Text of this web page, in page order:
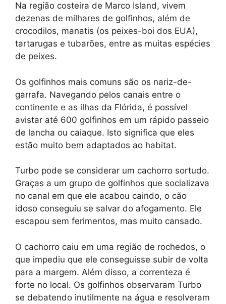
Na região costeira de Marco Island, vivem
dezenas de milhares de golfinhos, além de
crocodilos, manatis (os peixes-boi dos EUA),
tartarugas e tubarões, entre as muitas espécies
de peixes.
Os golfinhos mais comuns são os nariz-de-
garrafa. Navegando pelos canais entre o
continente e as ilhas da Flórida, é possível
avistar até 600 golfinhos em um rápido passeio
de lancha ou caiaque. Isto significa que eles
estão muito bem adaptados ao habitat.
Turbo pode se considerar um cachorro sortudo.
Graças a um grupo de golfinhos que socializava
no canal em que ele acabou caindo, o cão
idoso conseguiu se salvar do afogamento. Ele
escapou sem ferimentos, mas muito cansado.
O cachorro caiu em uma região de rochedos, o
que impediu que ele conseguisse subir de volta
para a margem. Além disso, a correnteza é
forte no local. Os golfinhos observaram Turbo
se debatendo inutilmente na água e resolveram